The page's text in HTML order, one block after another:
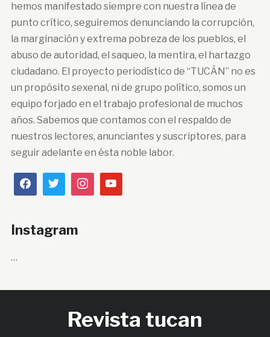
hemos manifestado siempre con nuestra línea de
punto crítico, seguiremos denunciando la corrupción,
la marginación y extrema pobreza de los pueblos, el
abuso de autoridad, el saqueo, la mentira, el hartazgo
ciudadano. El proyecto periodístico de “TUCÁN” no es
un propósito sexenal, ni de grupo político, somos un
equipo forjado en el trabajo profesional de muchos
años. Sabemos que contamos con el respaldo de
nuestros lectores, anunciantes y suscriptores, para
seguir adelante en ésta noble labor.
Instagram
…
Revista tucan